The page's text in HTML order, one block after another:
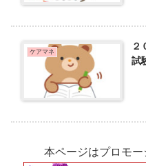
ケアマネ
２
試
本ページはプロモ